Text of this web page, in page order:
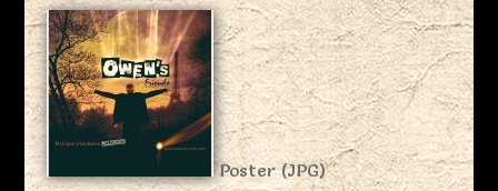
Poster (JPG)